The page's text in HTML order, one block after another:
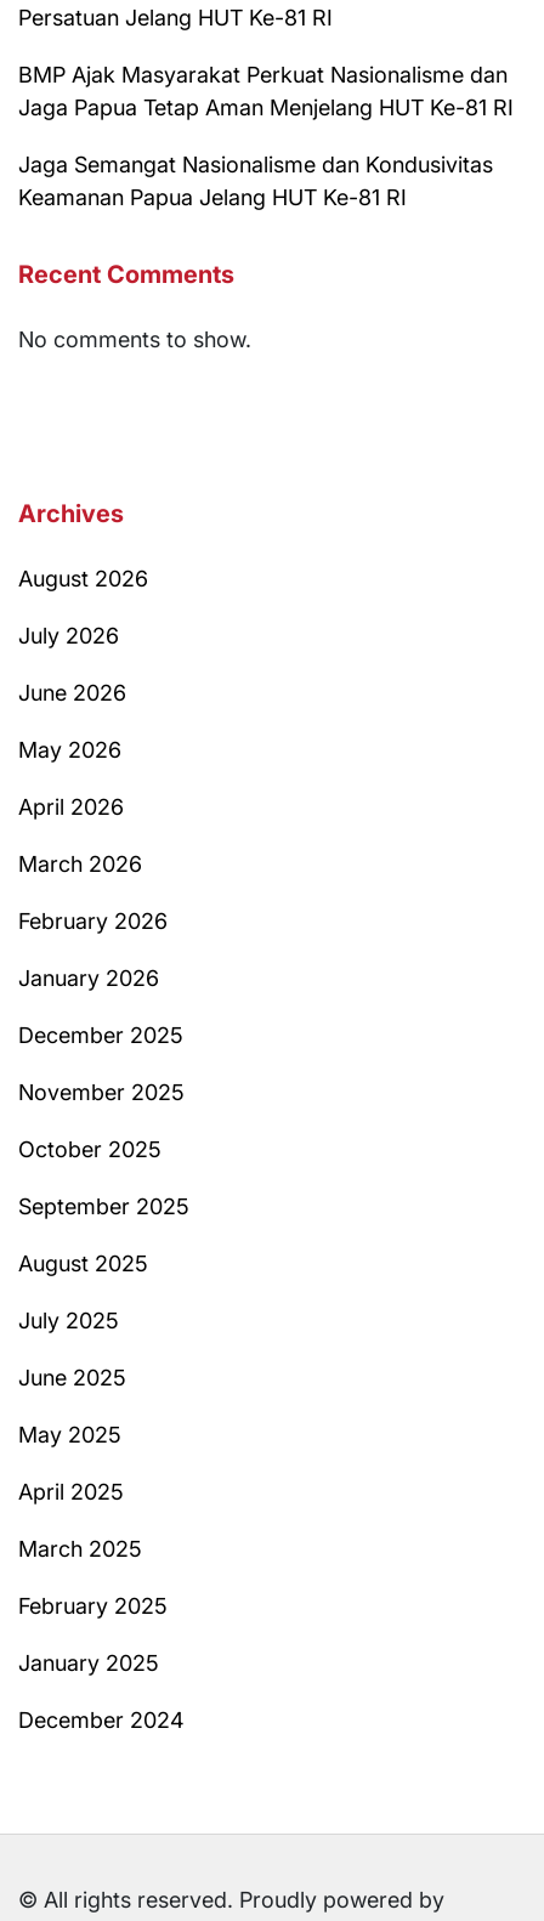
Persatuan Jelang HUT Ke-81 RI
BMP Ajak Masyarakat Perkuat Nasionalisme dan
Jaga Papua Tetap Aman Menjelang HUT Ke-81 RI
Jaga Semangat Nasionalisme dan Kondusivitas
Keamanan Papua Jelang HUT Ke-81 RI
Recent Comments
No comments to show.
Archives
August 2026
July 2026
June 2026
May 2026
April 2026
March 2026
February 2026
January 2026
December 2025
November 2025
October 2025
September 2025
August 2025
July 2025
June 2025
May 2025
April 2025
March 2025
February 2025
January 2025
December 2024
© All rights reserved. Proudly powered by